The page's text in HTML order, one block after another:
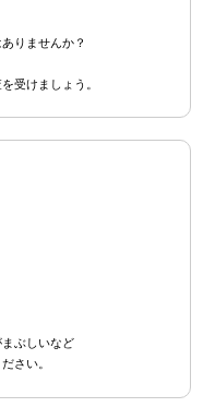
りませんか？
受けましょう。
ぶしいなど
さい。